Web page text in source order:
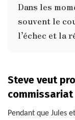
Dans les
souvent le
l’échec et la
Steve veut
commissariat
Pendant que Jules